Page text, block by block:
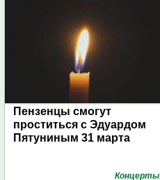
Пензенцы смогут
проститься с Эдуардом
Пятуниным 31 марта
Концерты